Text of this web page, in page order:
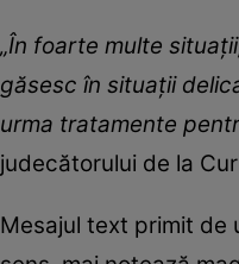
„În foarte multe
găsesc în situații
urma tratamente
judecătorului de la
Mesajul text primit de